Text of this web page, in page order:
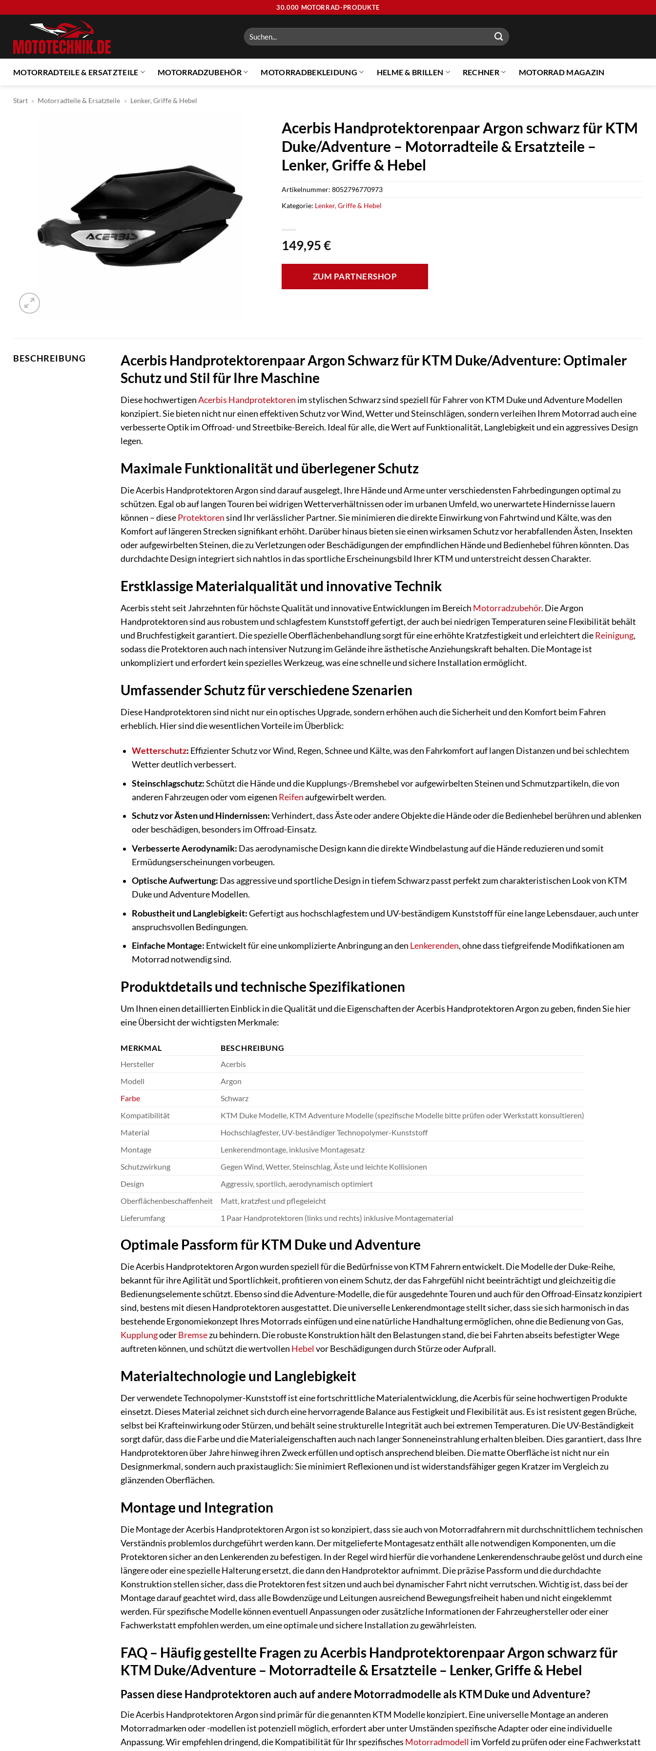
30.000 MOTORRAD-PRODUKTE
Suchen
nach:
MOTORRADTEILE & ERSATZTEILE MOTORRADZUBEHÖR MOTORRADBEKLEIDUNG HELME & BRILLEN RECHNER MOTORRAD MAGAZIN
Start » Motorradteile & Ersatzteile » Lenker, Griffe & Hebel
Acerbis Handprotektorenpaar Argon schwarz für KTM
Duke/Adventure – Motorradteile & Ersatzteile –
Lenker, Griffe & Hebel
149,95€
ZUM PARTNERSHOP
Artikelnummer: 8052796770973
Kategorie: Lenker, Griffe & Hebel
BESCHREIBUNG
Acerbis Handprotektorenpaar Argon Schwarz für KTM Duke/Adventure: Optimaler
Schutz und Stil für Ihre Maschine
Diese hochwertigenAcerbis Handprotektoren im stylischen Schwarz sind speziell für Fahrer von KTM Duke und Adventure Modellen
konzipiert. Sie bieten nicht nur einen effektiven Schutz vor Wind, Wetter und Steinschlägen, sondern verleihen Ihrem Motorrad auch eine
verbesserte Optik im Offroad- und Streetbike-Bereich. Ideal für alle, die Wert auf Funktionalität, Langlebigkeit und ein aggressives Design
legen.
Maximale Funktionalität und überlegener Schutz
Die Acerbis Handprotektoren Argon sind darauf ausgelegt, Ihre Hände und Arme unter verschiedensten Fahrbedingungen optimal zu
schützen. Egal ob auf langen Touren bei widrigen Wetterverhältnissen oder im urbanen Umfeld, wo unerwartete Hindernisse lauern
können – dieseProtektorensind Ihr verlässlicher Partner. Sie minimieren die direkte Einwirkung von Fahrtwind und Kälte, was den
Komfort auf längeren Strecken signifikant erhöht. Darüber hinaus bieten sie einen wirksamen Schutz vor herabfallenden Ästen, Insekten
oder aufgewirbelten Steinen, die zu Verletzungen oder Beschädigungen der empfindlichen Hände und Bedienhebel führen könnten. Das
durchdachte Design integriert sich nahtlos in das sportliche Erscheinungsbild Ihrer KTM und unterstreicht dessen Charakter.
Erstklassige Materialqualität und innovative Technik
Acerbis steht seit Jahrzehnten für höchste Qualität und innovative Entwicklungen im Bereich Motorradzubehör. Die Argon
Handprotektoren sind aus robustem und schlagfestem Kunststoff gefertigt, der auch bei niedrigen Temperaturen seine Flexibilität behält
und Bruchfestigkeit garantiert. Die spezielle Oberflächenbehandlung sorgt für eine erhöhte Kratzfestigkeit und erleichtert dieReinigung,
sodass die Protektoren auch nach intensiver Nutzung im Gelände ihre ästhetische Anziehungskraft behalten. Die Montage ist
unkompliziert und erfordert kein spezielles Werkzeug, was eine schnelle und sichere Installation ermöglicht.
Umfassender Schutz für verschiedene Szenarien
Diese Handprotektoren sind nicht nur ein optisches Upgrade, sondern erhöhen auch die Sicherheit und den Komfort beim Fahren
erheblich. Hier sind die wesentlichen Vorteile im Überblick:
Wetterschutz: Effizienter Schutz vor Wind, Regen, Schnee und Kälte, was den Fahrkomfort auf langen Distanzen und bei schlechtem
Wetter deutlich verbessert.
Steinschlagschutz:Schützt die Hände und die Kupplungs-/Bremshebel vor aufgewirbelten Steinen und Schmutzpartikeln, die von
anderen Fahrzeugen oder vom eigenen Reifenaufgewirbelt werden.
Schutz vor Ästen und Hindernissen:Verhindert, dass Äste oder andere Objekte die Hände oder die Bedienhebel berühren und ablenken
oder beschädigen, besonders im Offroad-Einsatz.
Verbesserte Aerodynamik: Das aerodynamische Design kann die direkte Windbelastung auf die Hände reduzieren und somit
Ermüdungserscheinungen vorbeugen.
Optische Aufwertung: Das aggressive und sportliche Design in tiefem Schwarz passt perfekt zum charakteristischen Look von KTM
Duke und Adventure Modellen.
Robustheit und Langlebigkeit:Gefertigt aus hochschlagfestem und UV-beständigem Kunststoff für eine lange Lebensdauer, auch unter
anspruchsvollen Bedingungen.
Einfache Montage: Entwickelt für eine unkomplizierte Anbringung an den Lenkerenden, ohne dass tiefgreifende Modifikationen am
Motorrad notwendig sind.
Produktdetails und technische Spezifikationen
Um Ihnen einen detaillierten Einblick in die Qualität und die Eigenschaften der Acerbis Handprotektoren Argon zu geben, finden Sie hier
eine Übersicht der wichtigsten Merkmale:
MERKMAL
BESCHREIBUNG
Hersteller
Acerbis
Modell
Argon
Farbe
Schwarz
Kompatibilität
KTM Duke Modelle, KTM Adventure Modelle (spezifische Modelle bitte prüfen oder Werkstatt konsultieren)
Material
Hochschlagfester, UV-beständiger Technopolymer-Kunststoff
Montage
Lenkerendmontage, inklusive Montagesatz
Schutzwirkung
Gegen Wind, Wetter, Steinschlag, Äste und leichte Kollisionen
Design
Aggressiv, sportlich, aerodynamisch optimiert
Oberflächenbeschaffenheit
Matt, kratzfest und pflegeleicht
Lieferumfang
1 Paar Handprotektoren (links und rechts) inklusive Montagematerial
Optimale Passform für KTM Duke und Adventure
Die Acerbis Handprotektoren Argon wurden speziell für die Bedürfnisse von KTM Fahrern entwickelt. Die Modelle der Duke-Reihe,
bekannt für ihre Agilität und Sportlichkeit, profitieren von einem Schutz, der das Fahrgefühl nicht beeinträchtigt und gleichzeitig die
Bedienungselemente schützt. Ebenso sind die Adventure-Modelle, die für ausgedehnte Touren und auch für den Offroad-Einsatz konzipiert
sind, bestens mit diesen Handprotektoren ausgestattet. Die universelle Lenkerendmontage stellt sicher, dass sie sich harmonisch in das
bestehende Ergonomiekonzept Ihres Motorrads einfügen und eine natürliche Handhaltung ermöglichen, ohne die Bedienung von Gas,
KupplungoderBremsezu behindern. Die robuste Konstruktion hält den Belastungen stand, die bei Fahrten abseits befestigter Wege
auftreten können, und schützt die wertvollen Hebelvor Beschädigungen durch Stürze oder Aufprall.
Materialtechnologie und Langlebigkeit
Der verwendete Technopolymer-Kunststoff ist eine fortschrittliche Materialentwicklung, die Acerbis für seine hochwertigen Produkte
einsetzt. Dieses Material zeichnet sich durch eine hervorragende Balance aus Festigkeit und Flexibilität aus. Es ist resistent gegen Brüche,
selbst bei Krafteinwirkung oder Stürzen, und behält seine strukturelle Integrität auch bei extremen Temperaturen. Die UV-Beständigkeit
sorgt dafür, dass die Farbe und die Materialeigenschaften auch nach langer Sonneneinstrahlung erhalten bleiben. Dies garantiert, dass Ihre
Handprotektoren über Jahre hinweg ihren Zweck erfüllen und optisch ansprechend bleiben. Die matte Oberfläche ist nicht nur ein
Designmerkmal, sondern auch praxistauglich: Sie minimiert Reflexionen und ist widerstandsfähiger gegen Kratzer im Vergleich zu
glänzenden Oberflächen.
Montage und Integration
Die Montage der Acerbis Handprotektoren Argon ist so konzipiert, dass sie auch von Motorradfahrern mit durchschnittlichem technischen
Verständnis problemlos durchgeführt werden kann. Der mitgelieferte Montagesatz enthält alle notwendigen Komponenten, um die
Protektoren sicher an den Lenkerenden zu befestigen. In der Regel wird hierfür die vorhandene Lenkerendenschraube gelöst und durch eine
längere oder eine spezielle Halterung ersetzt, die dann den Handprotektor aufnimmt. Die präzise Passform und die durchdachte
Konstruktion stellen sicher, dass die Protektoren fest sitzen und auch bei dynamischer Fahrt nicht verrutschen. Wichtig ist, dass bei der
Montage darauf geachtet wird, dass alle Bowdenzüge und Leitungen ausreichend Bewegungsfreiheit haben und nicht eingeklemmt
werden. Für spezifische Modelle können eventuell Anpassungen oder zusätzliche Informationen der Fahrzeughersteller oder einer
Fachwerkstatt empfohlen werden, um eine optimale und sichere Installation zu gewährleisten.
FAQ – Häufig gestellte Fragen zu Acerbis Handprotektorenpaar Argon schwarz für
KTM Duke/Adventure – Motorradteile & Ersatzteile – Lenker, Griffe & Hebel
Passen diese Handprotektoren auch auf andere Motorradmodelle als KTM Duke und Adventure?
Die Acerbis Handprotektoren Argon sind primär für die genannten KTM Modelle konzipiert. Eine universelle Montage an anderen
Motorradmarken oder -modellen ist potenziell möglich, erfordert aber unter Umständen spezifische Adapter oder eine individuelle
Anpassung. Wir empfehlen dringend, die Kompatibilität für Ihr spezifisches Motorradmodell im Vorfeld zu prüfen oder eine Fachwerkstatt